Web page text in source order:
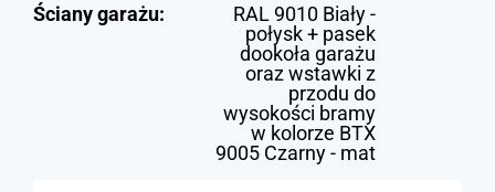
Ściany garażu:
RAL 9010 Biały -
połysk + pasek
dookoła garażu
oraz wstawki z
przodu do
wysokości bramy
w kolorze BTX
9005 Czarny - mat